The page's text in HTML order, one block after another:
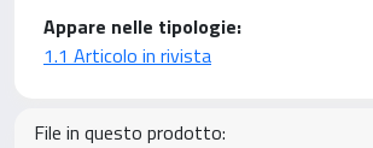
Appare nelle tipologie:
1.1 Articolo in rivista
File in questo prodotto: